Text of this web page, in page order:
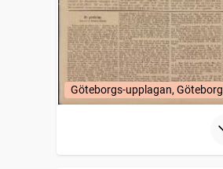
Göteborgs-upplagan, Göteborg